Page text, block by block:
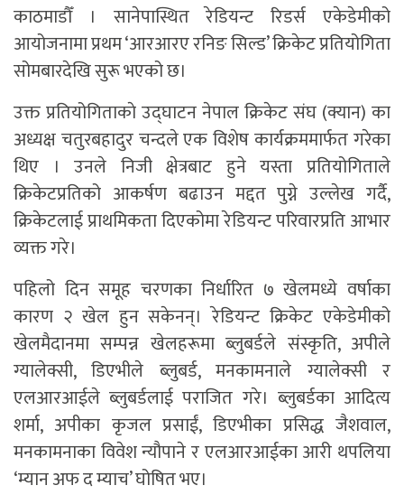
काठमाडौँ । सानेपास्थित रेडियन्ट रिडर्स एकेडेमीको
आयोजनामा प्रथम ‘आरआरए रनिङ सिल्ड’ क्रिकेट प्रतियोगिता
सोमबारदेखि सुरू भएको छ।
उक्त प्रतियोगिताकाे उद्घाटन नेपाल क्रिकेट संघ (क्यान) का
अध्यक्ष चतुरबहादुर चन्दले एक विशेष कार्यक्रममार्फत गरेका
थिए । उनले निजी क्षेत्रबाट हुने यस्ता प्रतियोगिताले
क्रिकेटप्रतिको आकर्षण बढाउन मद्दत पुग्ने उल्लेख गर्दै,
क्रिकेटलाई प्राथमिकता दिएकोमा रेडियन्ट परिवारप्रति आभार
व्यक्त गरे।
पहिलो दिन समूह चरणका निर्धारित ७ खेलमध्ये वर्षाका
कारण २ खेल हुन सकेनन्। रेडियन्ट क्रिकेट एकेडेमीको
खेलमैदानमा सम्पन्न खेलहरूमा ब्लुबर्डले संस्कृति, अपीले
ग्यालेक्सी, डिएभीले ब्लुबर्ड, मनकामनाले ग्यालेक्सी र
एलआरआईले ब्लुबर्डलाई पराजित गरे। ब्लुबर्डका आदित्य
शर्मा, अपीका कृजल प्रसाईं, डिएभीका प्रसिद्ध जैशवाल,
मनकामनाका विवेश न्यौपाने र एलआरआईका आरी थपलिया
‘म्यान अफ द म्याच’ घोषित भए।